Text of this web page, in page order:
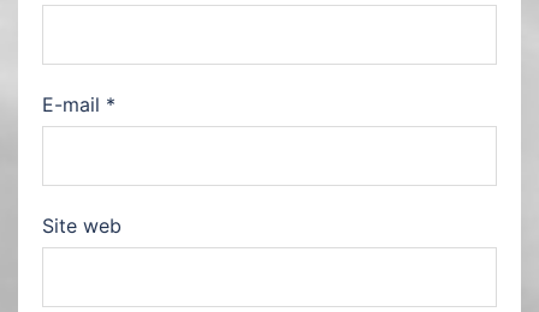
E-mail *
Site web